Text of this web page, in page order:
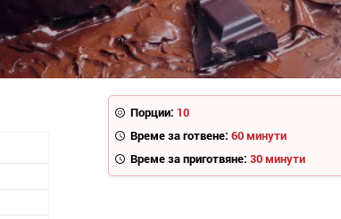
Порции: 10
Време за готвене: 60 минути
Време за приготвяне: 30 минути